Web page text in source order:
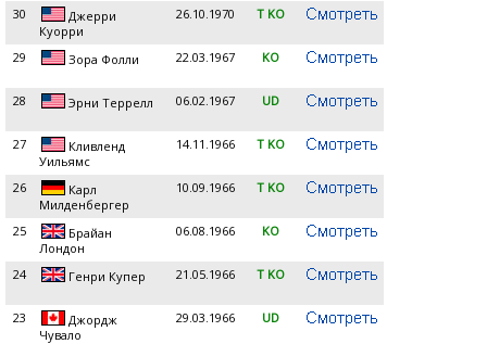
30
Джерри
Куорри
26.10.1970 T KO
29 Зора Фолли 22.03.1967 KO
28 Эрни Террелл 06.02.1967 UD
27
Кливленд
Уильямс
14.11.1966 T KO
26
Карл
Милденбергер
10.09.1966 T KO
25
Брайан
Лондон
06.08.1966 KO
24 Генри Купер 21.05.1966 T KO
23
Джордж
Чувало
29.03.1966 UD